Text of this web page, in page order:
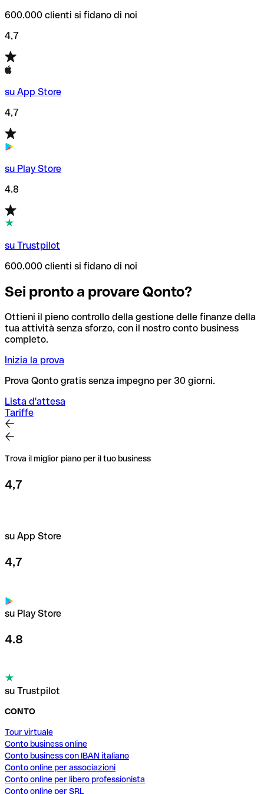
600.000 clienti si fidano di noi
4,7
su App Store
4,7
su Play Store
4.8
su Trustpilot
600.000 clienti si fidano di noi
Sei pronto a provare Qonto?
Ottieni il pieno controllo della gestione delle finanze della
tua attività senza sforzo, con il nostro conto business
completo.
Inizia la prova
Prova Qonto gratis senza impegno per 30 giorni.
Lista d'attesa
Tariffe
Trova il miglior piano per il tuo business
4,7
su App Store
4,7
su Play Store
4.8
su Trustpilot
CONTO
Tour virtuale
Conto business online
Conto business con IBAN italiano
Conto online per associazioni
Conto online per libero professionista
Conto online per SRL